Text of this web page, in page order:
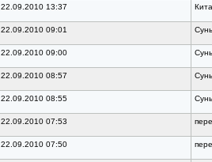
22.09.2010 13:37
22.09.2010 09:01
22.09.2010 09:00
22.09.2010 08:57
22.09.2010 08:55
22.09.2010 07:53
22.09.2010 07:50